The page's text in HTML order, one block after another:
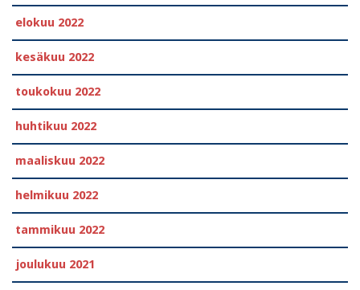
elokuu 2022
kesäkuu 2022
toukokuu 2022
huhtikuu 2022
maaliskuu 2022
helmikuu 2022
tammikuu 2022
joulukuu 2021